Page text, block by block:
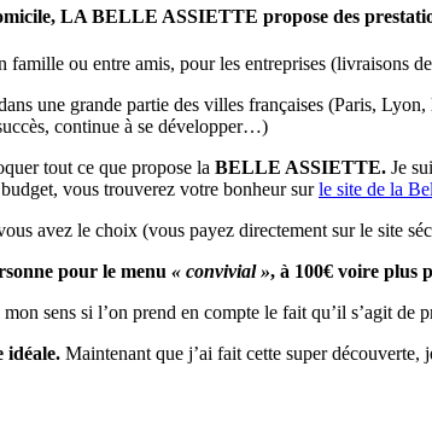
LA BELLE ASSIETTE propose des
famille ou entre amis, pour les entreprises (livraisons
une grande partie des villes françaises (Paris,
continue à se développer…)
tout ce que propose la BELLE ASSIETTE. Je
vous trouverez votre bonheur surle site de la
avez le choix (vous payez directement sur le site
pour le menu « convivial », à 100€ voire plus
sens si l’on prend en compte le fait qu’il s’agit de
idéale. Maintenant que j’ai fait cette super